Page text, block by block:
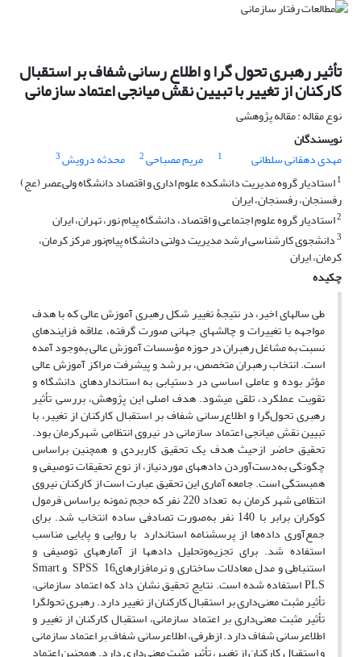
تأثیر رهبری تحول گرا و اطلاع رسانی شفاف بر استقبال
کارکنان از تغییر با تبیین نقش میانجی اعتماد سازمانی
نوع مقاله : مقاله پژوهشی
نویسندگان
مهدی دهقانی سلطانی
1 مریم مصباحی2 محدثه درویش3
1استادیار گروه مدیریت دانشکده علوم اداری و اقتصاد دانشگاه ولی‌عصر (عج)
رفسنجان، رفسنجان، ایران
2استادیار گروه علوم اجتماعی و اقتصاد، دانشگاه پیام نور، تهران، ایران
3دانشجوی کارشناسی ارشد مدیریت دولتی دانشگاه پیام‌نور مرکز کرمان،
کرمان، ایران
چکیده
طی سال­های اخیر، در نتیجۀ تغییر شکل رهبری آموزش عالی که با هدف
مواجهه با تغییرات و چالش‎های جهانی صورت گرفته، علاقه فزاینده­ای
نسبت به مشاغل رهبران در حوزه مؤسسات آموزش عالی به‌وجود آمده
است. انتخاب رهبران متخصص، بر رشد و پیشرفت مراکز آموزش عالی
مؤثر بوده و عاملی اساسی در دستیابی به استانداردهای دانشگاه و
تقویت عملکرد، تلقی می‎شود. هدف اصلی این پژوهش، بررسی تأثیر
رهبری تحول‌گرا و اطلاع‌رسانی شفاف بر استقبال کارکنان از تغییر، با
تبیین نقش میانجی اعتماد سازمانی در نیروی انتظامی شهرکرمان بود.
تحقیق حاضر ازحیث هدف یک تحقیق کاربردی و همچنین براساس
چگونگی به‌دست‌آوردن داده­های موردنیاز، از نوع تحقیقات توصیفی و
همبستگی است. جامعه آماری این تحقیق عبارت است از کارکنان نیروی
انتظامی شهر کرمان به تعداد 220 نفر که حجم نمونه براساس فرمول
کوکران برابر با 140 نفر به‌صورت تصادفی ساده انتخاب شد. برای
جمع‌آوری داده­‌ها از پرسشنامه استاندارد با روایی و پایایی مناسب
استفاده شد. برای تجزیه‌وتحلیل داده­ها از آماره­های توصیفی و
استنباطی و مدل معادلات ساختاری و نرم­افزارهای16 SPSS و Smart
PLS استفاده شده است. نتایج تحقیق نشان داد که اعتماد سازمانی،
تأثیر مثبت معنی‌داری بر استقبال کارکنان از تغییر دارد. رهبری تحول‏گرا
تأثیر مثبت معنی‌داری بر اعتماد سازمانی، استقبال کارکنان از تغییر و
اطلاع­رسانی شفاف دارد. ازطرفی، اطلاع‎رسانی شفاف بر اعتماد سازمانی